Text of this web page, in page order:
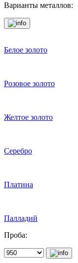
Варианты металлов:
Белое золото
Розовое золото
Желтое золото
Серебро
Платина
Палладий
Проба: